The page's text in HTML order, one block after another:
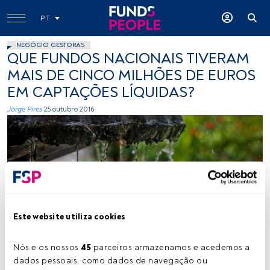
Este website utiliza cookies
Nós e os nossos 45 parceiros armazenamos e acedemos a
dados pessoais, como dados de navegação ou
PT
NEGÓCIO GESTORAS
QUE FUNDOS NACIONAIS TIVERAM
MAIS DE CINCO MILHÕES DE EUROS
EM CAPTAÇÕES LÍQUIDAS?
Jorge Pires 25 outubro 2016
HélioAraújo, Flickr, Creative Commons
Tempo de leitura:2 min.